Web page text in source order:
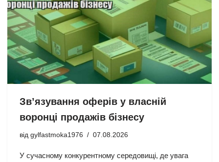
Зв’язування оферів у власній
воронці продажів бізнесу
від gylfastmoka1976 07.08.2026
У сучасному конкурентному середовищі, де увага